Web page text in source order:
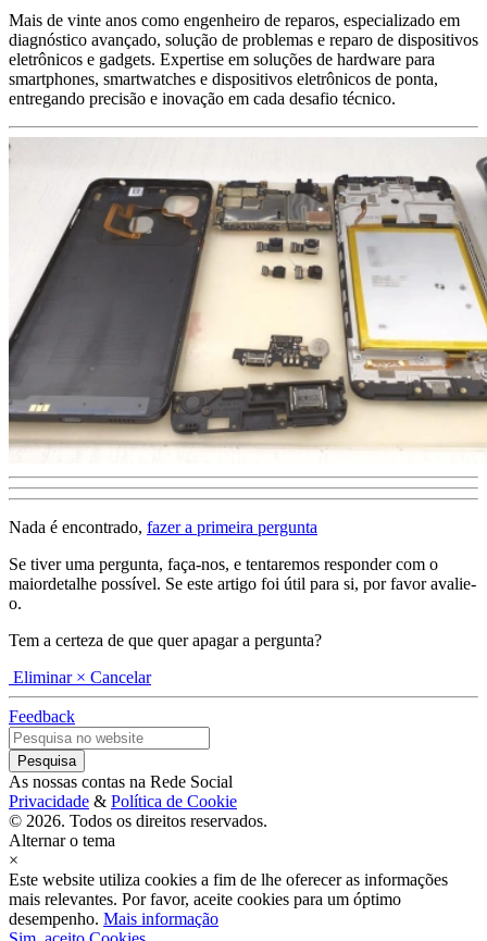
Mais de vinte anos como engenheiro de reparos, especializado em
diagnóstico avançado, solução de problemas e reparo de dispositivos
eletrônicos e gadgets. Expertise em soluções de hardware para
smartphones, smartwatches e dispositivos eletrônicos de ponta,
entregando precisão e inovação em cada desafio técnico.
Nada é encontrado, fazer a primeira pergunta
Se tiver uma pergunta, faça-nos, e tentaremos responder com o
maiordetalhe possível. Se este artigo foi útil para si, por favor avalie-
o.
Tem a certeza de que quer apagar a pergunta?
Eliminar × Cancelar
Feedback
As nossas contas na Rede Social
Privacidade & Política de Cookie
© 2026. Todos os direitos reservados.
Alternar o tema
×
Este website utiliza cookies a fim de lhe oferecer as informações
mais relevantes. Por favor, aceite cookies para um óptimo
desempenho. Mais informação